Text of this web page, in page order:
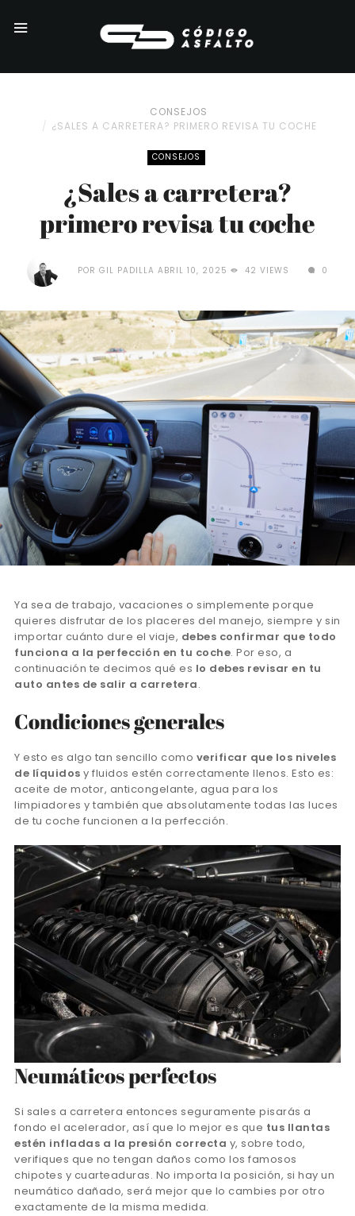
CONSEJOS
¿SALES A CARRETERA? PRIMERO REVISA TU COCHE
CONSEJOS
¿Sales a carretera?
primero revisa tu coche
POR GIL PADILLA ABRIL 10, 2025 42 VIEWS 0
Ya sea de trabajo, vacaciones o simplemente porque
quieres disfrutar de los placeres del manejo, siempre y sin
importar cuánto dure el viaje, debes confirmar que todo
funciona a la perfección en tu coche. Por eso, a
continuación te decimos qué es lo debes revisar en tu
auto antes de salir a carretera.
Condiciones generales
Y esto es algo tan sencillo como verificar que los niveles
de líquidos y fluidos estén correctamente llenos. Esto es:
aceite de motor, anticongelante, agua para los
limpiadores y también que absolutamente todas las luces
de tu coche funcionen a la perfección.
Neumáticos perfectos
Si sales a carretera entonces seguramente pisarás a
fondo el acelerador, así que lo mejor es que tus llantas
estén infladas a la presión correcta y, sobre todo,
verifiques que no tengan daños como los famosos
chipotes y cuarteaduras. No importa la posición, si hay un
neumático dañado, será mejor que lo cambies por otro
exactamente de la misma medida.